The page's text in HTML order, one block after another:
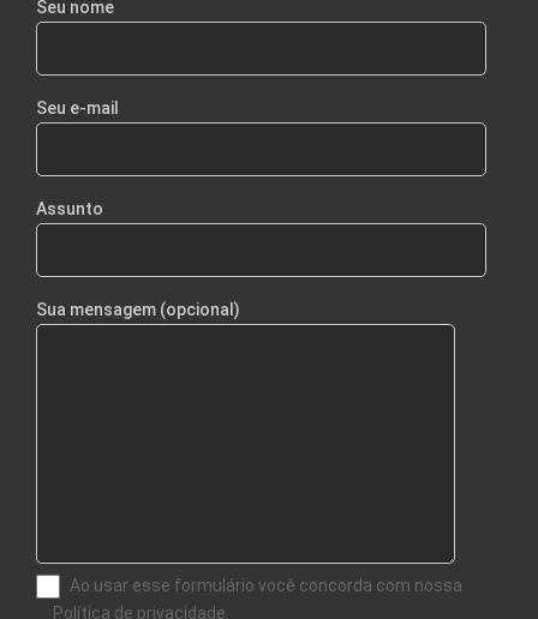
Seu nome
Seu e-mail
Assunto
Sua mensagem (opcional)
Ao usar esse formulário você concorda com nossa
Política de privacidade.